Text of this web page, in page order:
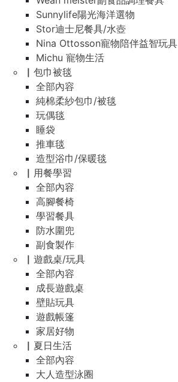
Sunnylife陽光海洋選物
Stor迪士尼餐具/水壺
Nina Ottosson寵物陪伴益智玩具
Michu 寵物生活
▏包巾被毯
全部內容
純棉柔紗包巾/被毯
玩偶毯
睡袋
推車毯
造型浴巾/保暖毯
▏用餐學習
全部內容
高腳餐椅
學習餐具
防水圍兜
副食製作
▏遊戲桌/玩具
全部內容
成長遊戲桌
壁貼玩具
遊戲帳篷
家居好物
▏夏日生活
全部內容
大人造型泳圈